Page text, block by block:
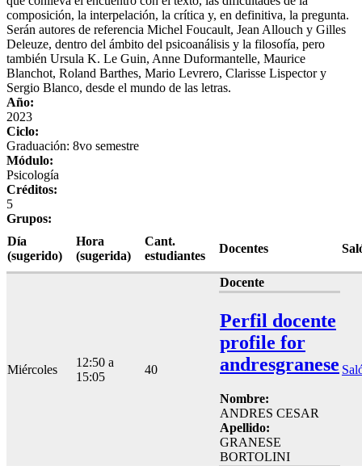
composición, la interpelación, la crítica y, en definitiva, la pregunta.
Serán autores de referencia Michel Foucault, Jean Allouch y Gilles
Deleuze, dentro del ámbito del psicoanálisis y la filosofía, pero
también Ursula K. Le Guin, Anne Duformantelle, Maurice
Blanchot, Roland Barthes, Mario Levrero, Clarisse Lispector y
Sergio Blanco, desde el mundo de las letras.
Año:
2023
Ciclo:
Graduación: 8vo semestre
Módulo:
Psicología
Créditos:
5
Grupos:
Día
(sugerido)
Hora
(sugerida)
Cant.
estudiantes
Docentes
Miércoles
12:50 a
15:05
40
Docente
Perfil docente
profile for
andresgranese
Nombre:
ANDRES CESAR
Apellido:
GRANESE
BORTOLINI